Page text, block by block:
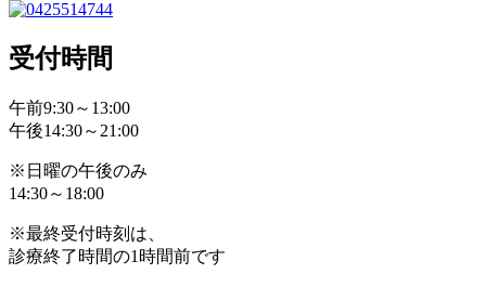
受付時間
午前9:30～13:00
午後14:30～21:00
※日曜の午後のみ
14:30～18:00
※最終受付時刻は、
診療終了時間の1時間前です